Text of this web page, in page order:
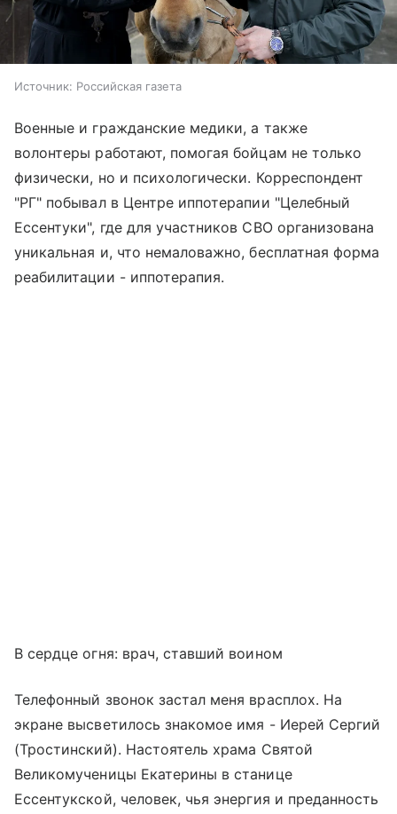
Источник: Российская газета
Военные и гражданские медики, а также
волонтеры работают, помогая бойцам не только
физически, но и психологически. Корреспондент
"РГ" побывал в Центре иппотерапии "Целебный
Ессентуки", где для участников СВО организована
уникальная и, что немаловажно, бесплатная форма
реабилитации - иппотерапия.
В сердце огня: врач, ставший воином
Телефонный звонок застал меня врасплох. На
экране высветилось знакомое имя - Иерей Сергий
(Тростинский). Настоятель храма Святой
Великомученицы Екатерины в станице
Ессентукской, человек, чья энергия и преданность